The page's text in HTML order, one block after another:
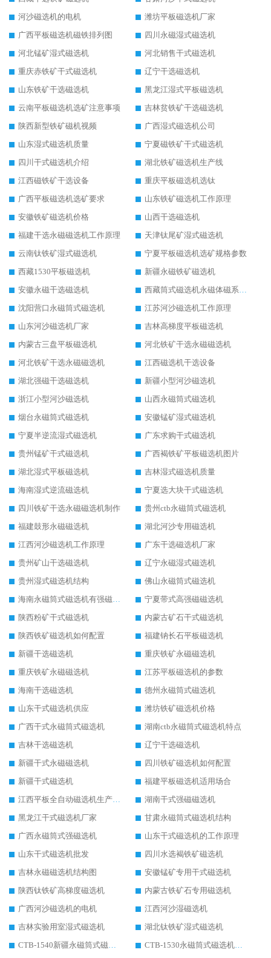
河沙磁选机的电机
潍坊平板磁选机厂家
广西平板磁选机磁铁排列图
四川永磁湿式磁选机
河北锰矿湿式磁选机
河北销售干式磁选机
重庆赤铁矿干式磁选机
辽宁干选磁选机
山东铁矿干选磁选机
黑龙江湿式平板磁选机
云南平板磁选机选矿注意事项
吉林贫铁矿干选磁选机
陕西新型铁矿磁机视频
广西湿式磁选机公司
山东湿式磁选机质量
宁夏磁铁矿干式磁选机
四川干式磁选机介绍
湖北铁矿磁选机生产线
江西磁铁矿干选设备
重庆平板磁选机选钛
广西平板磁选机选矿要求
山东铁矿磁选机工作原理
安徽铁矿磁选机价格
山西干选磁选机
福建干选永磁磁选机工作原理
天津钛尾矿湿式磁选机
云南钛铁矿湿式磁选机
宁夏平板磁选机选矿规格参数
西藏1530平板磁选机
新疆永磁铁矿磁选机
安徽永磁干选磁选机
西藏筒式磁选机永磁体磁系设计
沈阳营口永磁筒式磁选机
江苏河沙磁选机工作原理
山东河沙磁选机厂家
吉林高梯度平板磁选机
内蒙古三盘平板磁选机
河北铁矿干选永磁磁选机
河北铁矿干选永磁磁选机
江西磁选机干选设备
湖北强磁干选磁选机
新疆小型河沙磁选机
浙江小型河沙磁选机
山西永磁筒式磁选机
烟台永磁筒式磁选机
安徽锰矿湿式磁选机
宁夏半逆流湿式磁选机
广东求购干式磁选机
贵州锰矿干式磁选机
广西褐铁矿平板磁选机图片
湖北湿式平板磁选机
吉林湿式磁选机质量
海南湿式逆流磁选机
宁夏选大块干式磁选机
四川铁矿干选永磁磁选机制作
贵州ctb永磁筒式磁选机
福建鼓形永磁磁选机
湖北河沙专用磁选机
江西河沙磁选机工作原理
广东干选磁选机厂家
贵州矿山干选磁选机
辽宁永磁湿式磁选机
贵州湿式磁选机结构
佛山永磁筒式磁选机
海南永磁筒式磁选机有强磁的吗
宁夏带式高强磁磁选机
陕西粉矿干式磁选机
内蒙古矿石干式磁选机
陕西铁矿磁选机如何配置
福建钠长石平板磁选机
新疆干选磁选机
重庆铁矿永磁磁选机
重庆铁矿永磁磁选机
江苏平板磁选机的参数
海南干选磁选机
德州永磁筒式磁选机
山东干式磁选机供应
潍坊铁矿磁选机价格
广西干式永磁筒式磁选机
湖南ctb永磁筒式磁选机特点
吉林干选磁选机
辽宁干选磁选机
新疆干式永磁磁选机
四川铁矿磁选机如何配置
新疆干式磁选机
福建平板磁选机适用场合
江西平板全自动磁选机生产厂家
湖南干式强磁磁选机
黑龙江干式磁选机厂家
甘肃永磁筒式磁选机结构
广西永磁筒式强磁选机
山东干式磁选机的工作原理
山东干式磁选机批发
四川水选褐铁矿磁选机
吉林永磁磁选机结构图
安徽锰矿专用干式磁选机
陕西钛铁矿高梯度磁选机
内蒙古铁矿石专用磁选机
广西河沙磁选机的电机
江西河沙湿磁选机
吉林实验用室湿式磁选机
湖北钛铁矿湿式磁选机
CTB-1540新疆永磁筒式磁选机
CTB-1530永磁筒式磁选机代理商